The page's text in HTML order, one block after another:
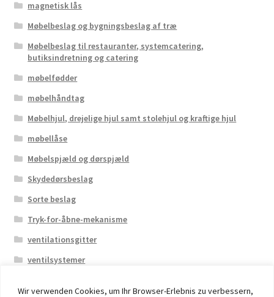
Wir verwenden Cookies, um Ihr Browser-Erlebnis zu verbessern,
magnetisk lås
Møbelbeslag og bygningsbeslag af træ
Møbelbeslag til restauranter, systemcatering,
butiksindretning og catering
møbelfødder
møbelhåndtag
Møbelhjul, drejelige hjul samt stolehjul og kraftige hjul
møbellåse
Møbelspjæld og dørspjæld
Skydedørsbeslag
Sorte beslag
Tryk-for-åbne-mekanisme
ventilationsgitter
ventilsystemer